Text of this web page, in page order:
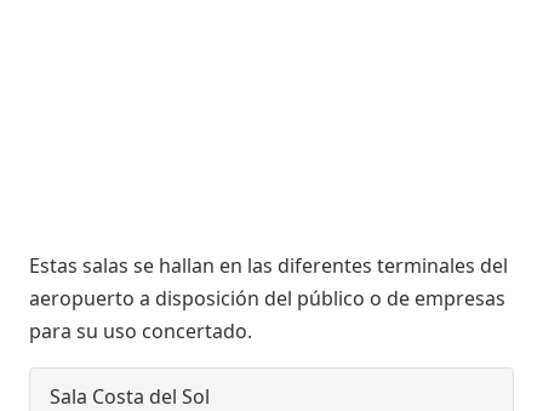
Estas salas se hallan en las diferentes terminales del
aeropuerto a disposición del público o de empresas
para su uso concertado.
Sala Costa del Sol